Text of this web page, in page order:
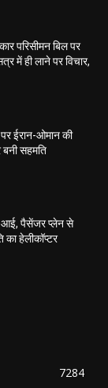
परिसीमन बिल पर
में ही लाने पर विचार,
ईरान-ओमान की
बनी सहमति
आई, पैसेंजर प्लेन से
का हेलीकॉप्टर
7284